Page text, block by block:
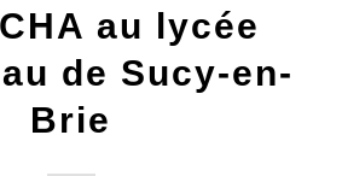
au lycée
de Sucy-en-
Brie